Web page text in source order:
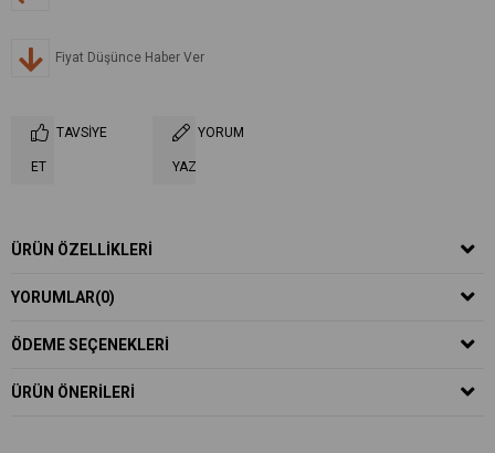
Fiyat Düşünce Haber Ver
TAVSIYE
ET
YORUM
YAZ
ÜRÜN ÖZELLIKLERI
YORUMLAR(0)
ÖDEME SEÇENEKLERI
ÜRÜN ÖNERILERI